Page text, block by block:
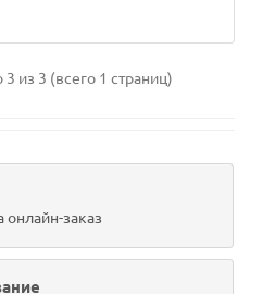
из 3 (всего 1 страниц)
онлайн-заказ